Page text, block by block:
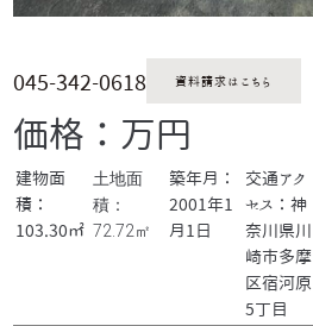
045-342-0618 資料請求はこちら
価格：万円
建物面
積：
103.30㎡
土地面
積：
72.72㎡
築年月：
2001年1
月1日
交通アク
セス：神
奈川県川
崎市多摩
区宿河原
5丁目